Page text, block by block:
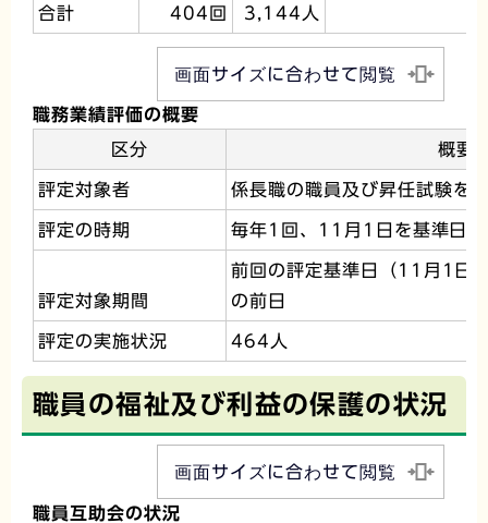
合計 404回 3,144人
画面サイズに合わせて閲覧
職務業績評価の概要
区分
概要
評定対象者 係長職の職員及び昇任試験を
評定の時期 毎年1回、11月1日を基準日と
評定対象期間
前回の評定基準日（11月1日
の前日
評定の実施状況 464人
職員の福祉及び利益の保護の状況
画面サイズに合わせて閲覧
職員互助会の状況